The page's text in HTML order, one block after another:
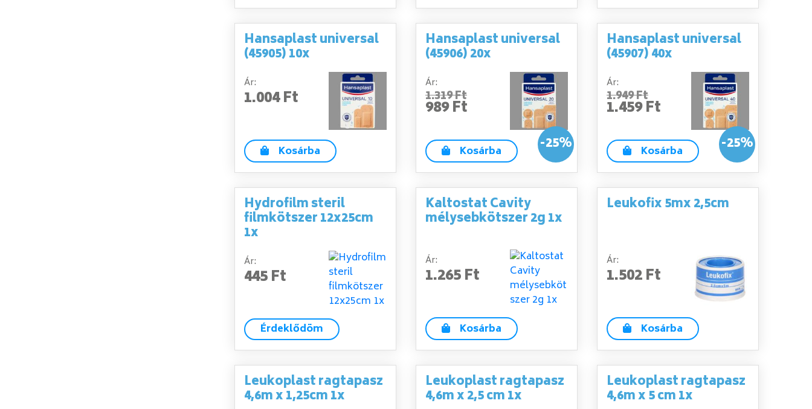
Hansaplast universal
(45905) 10x
Ár:
1.004 Ft
Kosárba
Hansaplast universal
(45906) 20x
Ár:
1.319 Ft
989 Ft
Kosárba -25%
Hansaplast universal
(45907) 40x
Ár:
1.949 Ft
1.459 Ft
Kosárba -25%
Hydrofilm steril
filmkötszer 12x25cm
1x
Ár:
445 Ft
Érdeklődöm
Kaltostat Cavity
mélysebkötszer 2g 1x
Ár:
1.265 Ft
Kosárba
Leukofix 5mx 2,5cm
Ár:
1.502 Ft
Kosárba
Leukoplast ragtapasz
4,6m x 1,25cm 1x
Leukoplast ragtapasz
4,6m x 2,5 cm 1x
Leukoplast ragtapasz
4,6m x 5 cm 1x